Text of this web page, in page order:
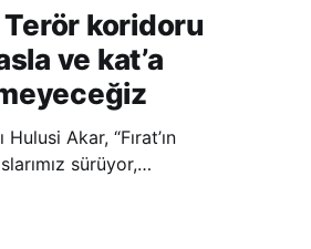
koridoru
ve kat’a
Akar, “Fırat’ın
sürüyor,